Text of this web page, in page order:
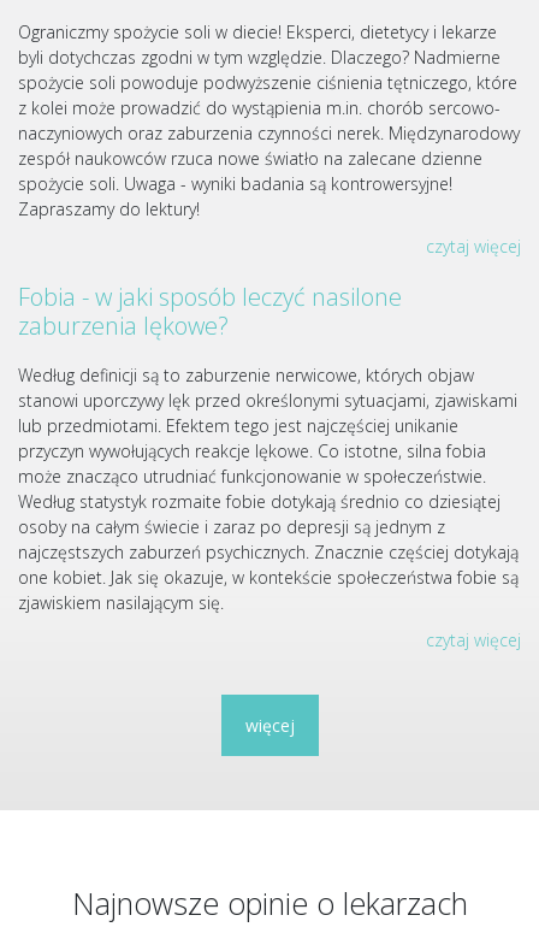
Ograniczmy spożycie soli w diecie! Eksperci, dietetycy i lekarze
byli dotychczas zgodni w tym względzie. Dlaczego? Nadmierne
spożycie soli powoduje podwyższenie ciśnienia tętniczego, które
z kolei może prowadzić do wystąpienia m.in. chorób sercowo-
naczyniowych oraz zaburzenia czynności nerek. Międzynarodowy
zespół naukowców rzuca nowe światło na zalecane dzienne
spożycie soli. Uwaga - wyniki badania są kontrowersyjne!
Zapraszamy do lektury!
czytaj więcej
Fobia - w jaki sposób leczyć nasilone
zaburzenia lękowe?
Według definicji są to zaburzenie nerwicowe, których objaw
stanowi uporczywy lęk przed określonymi sytuacjami, zjawiskami
lub przedmiotami. Efektem tego jest najczęściej unikanie
przyczyn wywołujących reakcje lękowe. Co istotne, silna fobia
może znacząco utrudniać funkcjonowanie w społeczeństwie.
Według statystyk rozmaite fobie dotykają średnio co dziesiątej
osoby na całym świecie i zaraz po depresji są jednym z
najczęstszych zaburzeń psychicznych. Znacznie częściej dotykają
one kobiet. Jak się okazuje, w kontekście społeczeństwa fobie są
zjawiskiem nasilającym się.
czytaj więcej
więcej
Najnowsze opinie o lekarzach